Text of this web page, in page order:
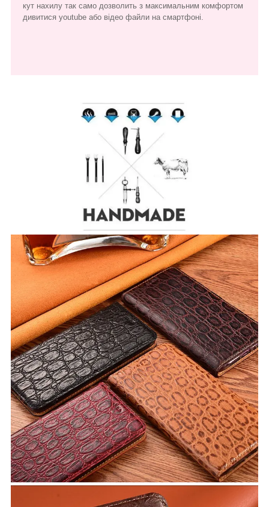
кут нахилу так само дозволить з максимальним комфортом
дивитися youtube або відео файли на смартфоні.